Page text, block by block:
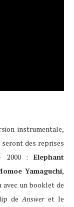
instrumentale,
seront des reprises
2000 : Elephant
Yamaguchi,
avec un booklet de
de Answeret le